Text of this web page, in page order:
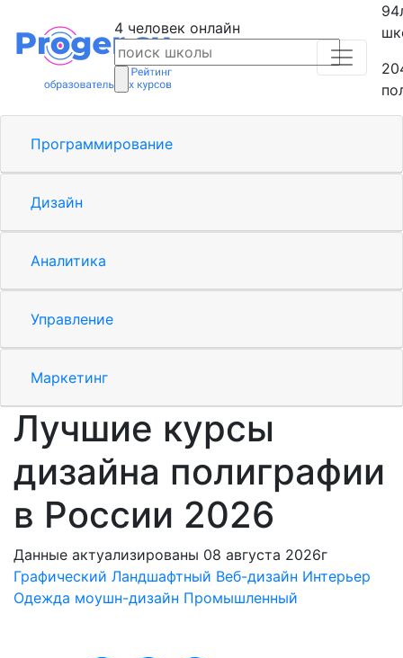
4 человек онлайн
94
Программирование
Дизайн
Аналитика
Управление
Маркетинг
Лучшие курсы
дизайна полиграфии
в России 2026
Данные актуализированы 08 августа 2026г
Графический Ландшафтный Веб-дизайн Интерьер
Одежда моушн-дизайн Промышленный